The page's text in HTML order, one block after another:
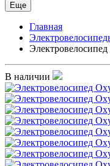
Еще
Главная
В наличии